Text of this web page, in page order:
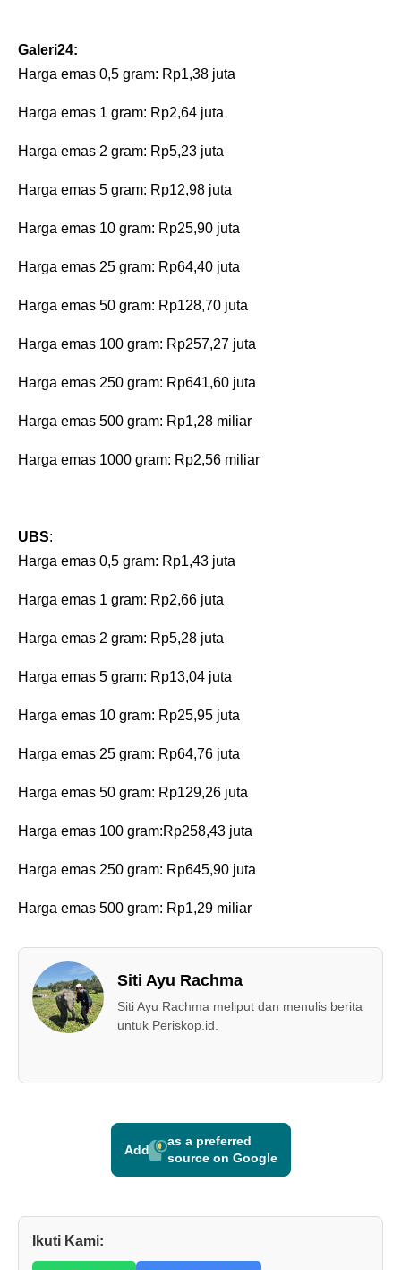
‎Galeri24:
‎Harga emas 0,5 gram: Rp1,38 juta
‎Harga emas 1 gram: Rp2,64 juta
‎Harga emas 2 gram: Rp5,23 juta
‎Harga emas 5 gram: Rp12,98 juta
‎Harga emas 10 gram: Rp25,90 juta
‎Harga emas 25 gram: Rp64,40 juta
‎Harga emas 50 gram: Rp128,70 juta
‎Harga emas 100 gram: Rp257,27 juta
‎Harga emas 250 gram: Rp641,60 juta
‎Harga emas 500 gram: Rp1,28 miliar
‎Harga emas 1000 gram: Rp2,56 miliar
UBS:
‎Harga emas 0,5 gram: Rp1,43 juta
‎Harga emas 1 gram: Rp2,66 juta
‎Harga emas 2 gram: Rp5,28 juta
‎Harga emas 5 gram: Rp13,04 juta
‎Harga emas 10 gram: Rp25,95 juta
‎Harga emas 25 gram: Rp64,76 juta
‎Harga emas 50 gram: Rp129,26 juta
‎Harga emas 100 gram:Rp258,43 juta
‎Harga emas 250 gram: Rp645,90 juta
‎Harga emas 500 gram: Rp1,29 miliar
Siti Ayu Rachma
Siti Ayu Rachma meliput dan menulis berita
untuk Periskop.id.
Add
as a preferred
source on Google
Ikuti Kami: